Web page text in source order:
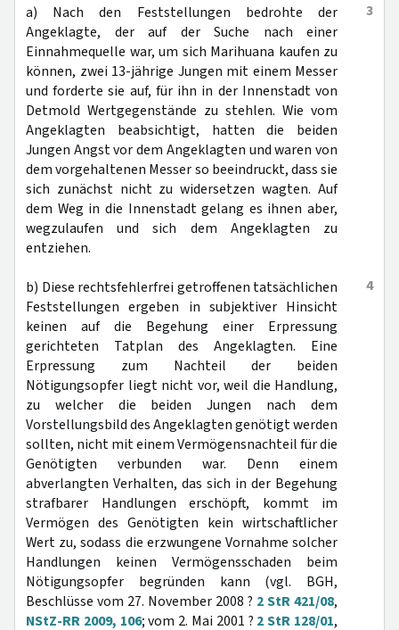
3
a) Nach den Feststellungen bedrohte der
Angeklagte, der auf der Suche nach einer
Einnahmequelle war, um sich Marihuana kaufen zu
können, zwei 13-jährige Jungen mit einem Messer
und forderte sie auf, für ihn in der Innenstadt von
Detmold Wertgegenstände zu stehlen. Wie vom
Angeklagten beabsichtigt, hatten die beiden
Jungen Angst vor dem Angeklagten und waren von
dem vorgehaltenen Messer so beeindruckt, dass sie
sich zunächst nicht zu widersetzen wagten. Auf
dem Weg in die Innenstadt gelang es ihnen aber,
wegzulaufen und sich dem Angeklagten zu
entziehen.
4
b) Diese rechtsfehlerfrei getroffenen tatsächlichen
Feststellungen ergeben in subjektiver Hinsicht
keinen auf die Begehung einer Erpressung
gerichteten Tatplan des Angeklagten. Eine
Erpressung zum Nachteil der beiden
Nötigungsopfer liegt nicht vor, weil die Handlung,
zu welcher die beiden Jungen nach dem
Vorstellungsbild des Angeklagten genötigt werden
sollten, nicht mit einem Vermögensnachteil für die
Genötigten verbunden war. Denn einem
abverlangten Verhalten, das sich in der Begehung
strafbarer Handlungen erschöpft, kommt im
Vermögen des Genötigten kein wirtschaftlicher
Wert zu, sodass die erzwungene Vornahme solcher
Handlungen keinen Vermögensschaden beim
Nötigungsopfer begründen kann (vgl. BGH,
Beschlüsse vom 27. November 2008 ? 2 StR 421/08,
NStZ-RR 2009, 106; vom 2. Mai 2001 ? 2 StR 128/01,